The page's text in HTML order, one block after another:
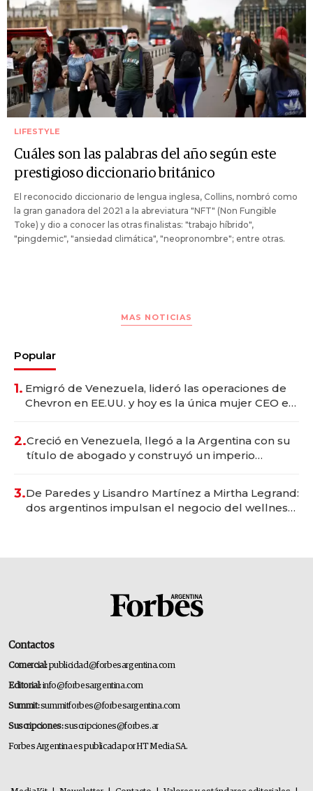
LIFESTYLE
Cuáles son las palabras del año según este
prestigioso diccionario británico
El reconocido diccionario de lengua inglesa, Collins, nombró como
la gran ganadora del 2021 a la abreviatura "NFT" (Non Fungible
Toke) y dio a conocer las otras finalistas: "trabajo híbrido",
"pingdemic", "ansiedad climática", "neopronombre"; entre otras.
MAS NOTICIAS
Popular
1. Emigró de Venezuela, lideró las operaciones de
Chevron en EE.UU. y hoy es la única mujer CEO en
2.Creció en Venezuela, llegó a la Argentina con su
título de abogado y construyó un imperio
3.De Paredes y Lisandro Martínez a Mirtha Legrand:
dos argentinos impulsan el negocio del wellness
Contactos
Comercial:publicidad@forbesargentina.com
Editorial:info@forbesargentina.com
Summit:summitforbes@forbesargentina.com
Suscripciones:suscripciones@forbes.ar
Forbes Argentina es publicada por HT Media SA.